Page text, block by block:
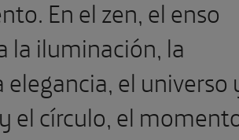
En el zen, el enso
la iluminación, la
elegancia, el universo
el círculo, el